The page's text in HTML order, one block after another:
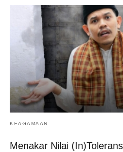
KEAGAMAAN
Menakar Nilai